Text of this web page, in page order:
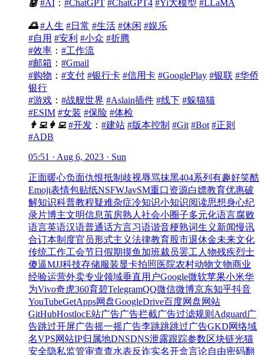
🤖 #AI ： #ChatGPT #ChatGPT4 #Yi大模型 #LLaMA
🌅 #人生 #日常 #生活 #休闲 #娱乐
#自用 #安利 #小众 #折腾
#效率 ： #工作流
#邮箱 ： #Gmail
#购物 ： #支付 #银行卡 #信用卡 #GooglePlay #银联 #华侨
银行
#游戏 ： #战舰世界 #Aslain插件 #线下 #躲猫猫
#ESIM #女装 #保险 #体检
👨‍💻👩‍💻 #开发 ： #建站 #版本控制 #Git #Bot #正则
#ADB
05:51 · Aug 6, 2023 · Sun
正面暖心负面仇恨抵制 歧视辱骂抹黑404系列 有趣好笑酷
Emoji表情包贴纸NSFWJavSM重口资源白嫖教育优惠破
解知识科普教程疑难杂症冷知识小知识阅读思想身心纪
录片博主文明信息茧房熟人社会小圈子多元化语言腐败
语言英语汉语普通话方言习语谐音梗熟词生义 新闻慢讯
合订本制度官员形式主义法律教育股市退休金未来文化
传统工作工会节日 假期摸鱼 加班裁员罢工 人物残疾烈士
傻逼MJJ科技存储服装显卡拍照医院农村动物文物商业
经验运营外卖专业领域垂直用户Google微软苹果小米华
为Vivo奇虎360育碧TelegramQQ微信微博京东知乎抖音
YouTubeGetApps网盘GoogleDrive百度网盘网站
GitHubHostlocE站广告广告拦截广告过滤规则 Adguard广
告跳过开屏广告摇一摇广告李跳跳跳过广告GKD网络域
名VPS网站IP归属地DNSDNS泄露跟踪参数区块链光猫
安全隐私监管审查查水表反诈实名开盒言论自由密码翻